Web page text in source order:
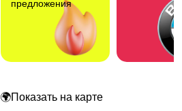
предложения
🌍Показать на карте